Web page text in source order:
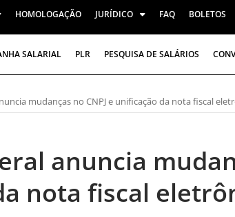
HOMOLOGAÇÃO JURÍDICO FAQ BOLETOS
SALARIAL PLR PESQUISA DE SALÁRIOS
mudanças no CNPJ e unificação da nota fiscal
anuncia
nota fiscal